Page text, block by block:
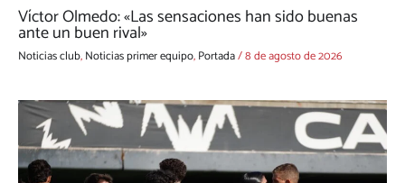
Víctor Olmedo: «Las sensaciones han sido buenas
ante un buen rival»
Noticias club,Noticias primer equipo,Portada/8 de agosto de 2026